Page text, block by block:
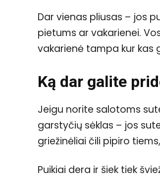
Dar vienas pliusas – jos
pietums ar vakarienei.
vakarienė tampa kur kas
Ką dar galite
Jeigu norite salotoms
garstyčių sėklas – jos
griežinėliai čili pipiro
Puikiai dera ir šiek tiek